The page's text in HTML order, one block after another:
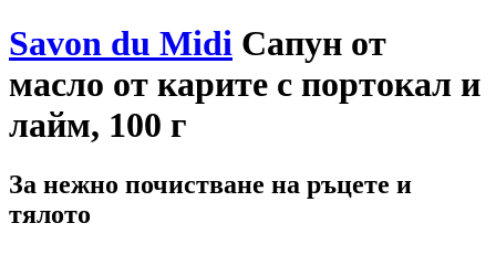
Savon du Midi Сапун от
масло от карите с портокал и
лайм, 100 г
За нежно почистване на ръцете и
тялото